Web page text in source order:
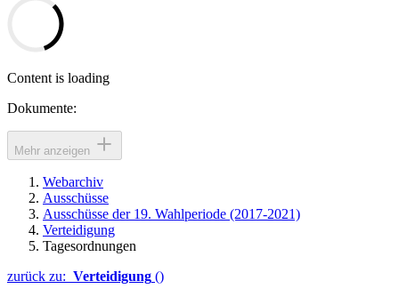
Content is loading
Dokumente:
Mehr anzeigen
Webarchiv
Ausschüsse
Ausschüsse der 19. Wahlperiode (2017-2021)
Verteidigung
Tagesordnungen
zurück zu: Verteidigung ()